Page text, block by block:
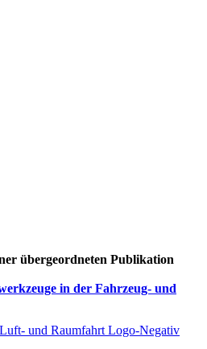
übergeordneten Publikation
in der Fahrzeug- und